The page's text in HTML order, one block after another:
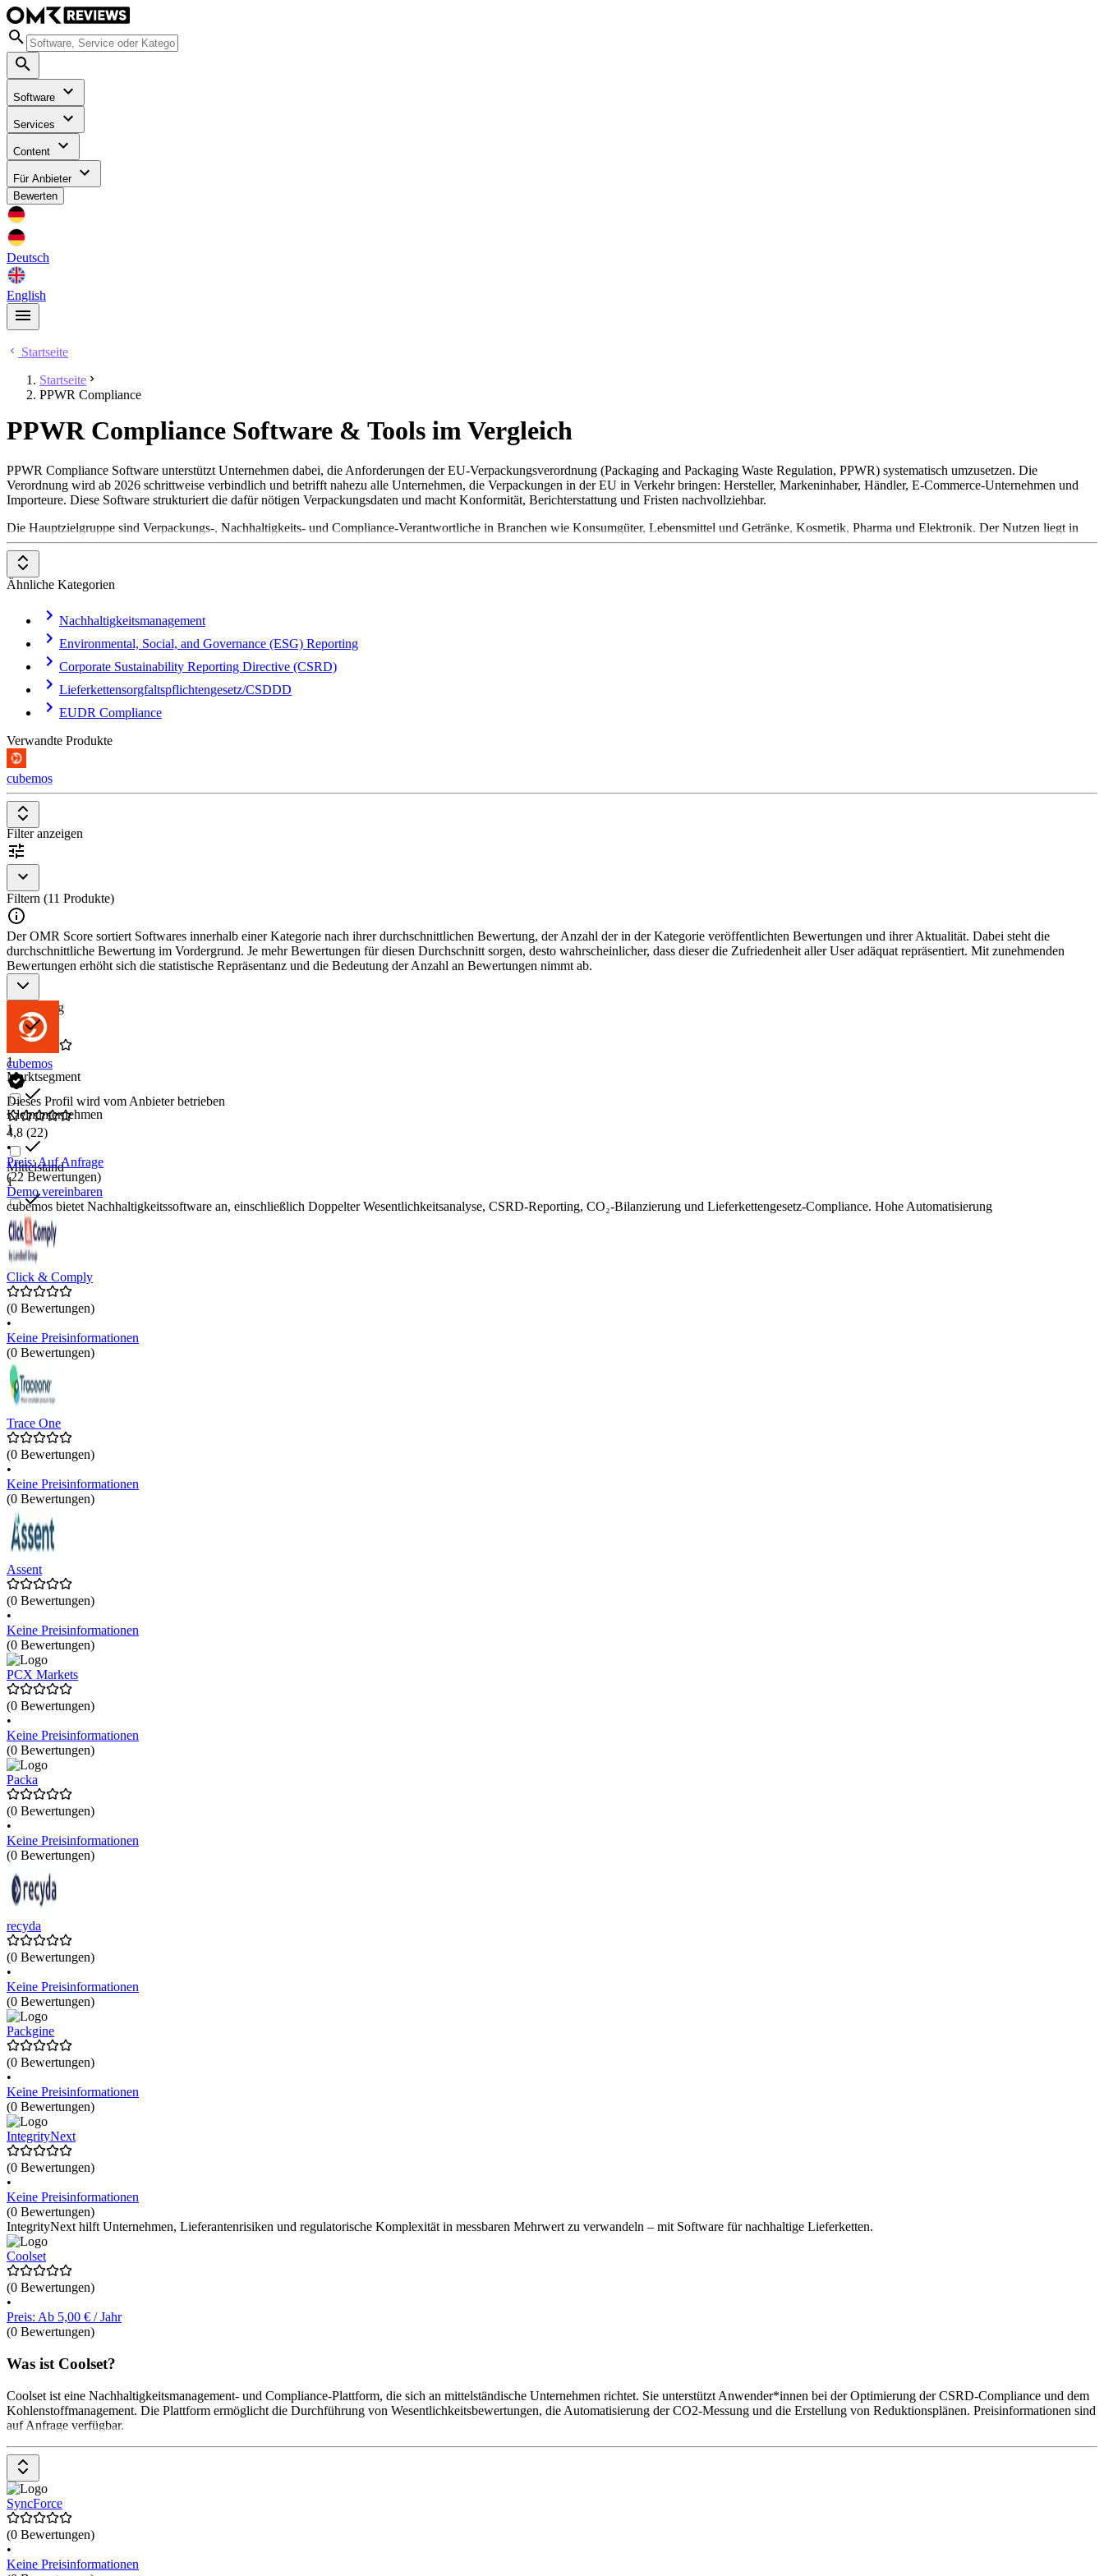
Software
Services
Content
Für Anbieter
Bewerten
Deutsch
English
Startseite
Startseite
PPWR Compliance
PPWR Compliance Software & Tools im Vergleich
PPWR Compliance Software unterstützt Unternehmen dabei, die Anforderungen der EU-Verpackungsverordnung (Packaging and Packaging Waste Regulation, PPWR) systematisch umzusetzen. Die
Verordnung wird ab 2026 schrittweise verbindlich und betrifft nahezu alle Unternehmen, die Verpackungen in der EU in Verkehr bringen: Hersteller, Markeninhaber, Händler, E-Commerce-Unternehmen und
Importeure. Diese Software strukturiert die dafür nötigen Verpackungsdaten und macht Konformität, Berichterstattung und Fristen nachvollziehbar.
Die Hauptzielgruppe sind Verpackungs-, Nachhaltigkeits- und Compliance-Verantwortliche in Branchen wie Konsumgüter, Lebensmittel und Getränke, Kosmetik, Pharma und Elektronik. Der Nutzen liegt in
der rechtssicheren Umsetzung der PPWR, weniger manuellem Aufwand bei der Datenerfassung und einer belastbaren Grundlage für Reporting und Nachweispflichten.
Um in der Kategorie PPWR Compliance aufgenommen zu werden, sollte eine Lösung folgende Features aufweisen:
Recyclingfähigkeits-Bewertung
EPR- und Lizenzierungs-Reporting
Regulatorisches Reporting und Konformität: PPWR-konforme Berichte, Konformitätsnachweise und Nachverfolgung regulatorischer Änderungen.
Lieferanten- und Datenanbindung
Ähnliche Kategorien
Nachhaltigkeitsmanagement
Environmental, Social, and Governance (ESG) Reporting
Corporate Sustainability Reporting Directive (CSRD)
Lieferkettensorgfaltspflichtengesetz/CSDDD
EUDR Compliance
Verwandte Produkte
cubemos
Filter anzeigen
Filtern (11 Produkte)
Der OMR Score sortiert Softwares innerhalb einer Kategorie nach ihrer durchschnittlichen Bewertung, der Anzahl der in der Kategorie veröffentlichten Bewertungen und ihrer Aktualität. Dabei steht die
durchschnittliche Bewertung im Vordergrund. Je mehr Bewertungen für diesen Durchschnitt sorgen, desto wahrscheinlicher, dass dieser die Zufriedenheit aller User adäquat repräsentiert. Mit zunehmenden
Bewertungen erhöht sich die statistische Repräsentanz und die Bedeutung der Anzahl an Bewertungen nimmt ab.
Bewertung
1
Marktsegment
Kleinunternehmen
1
Mittelstand
1
Enterprise
1
cubemos
Dieses Profil wird vom Anbieter betrieben
4,8 (22)
•
Preis: Auf Anfrage
(22 Bewertungen)
Demo vereinbaren
cubemos bietet Nachhaltigkeitssoftware an, einschließlich Doppelter Wesentlichkeitsanalyse, CSRD-Reporting, CO₂-Bilanzierung und Lieferkettengesetz-Compliance. Hohe Automatisierung
Click & Comply
(0 Bewertungen)
•
Keine Preisinformationen
(0 Bewertungen)
Trace One
(0 Bewertungen)
•
Keine Preisinformationen
(0 Bewertungen)
Assent
(0 Bewertungen)
•
Keine Preisinformationen
(0 Bewertungen)
PCX Markets
(0 Bewertungen)
•
Keine Preisinformationen
(0 Bewertungen)
Packa
(0 Bewertungen)
•
Keine Preisinformationen
(0 Bewertungen)
recyda
(0 Bewertungen)
•
Keine Preisinformationen
(0 Bewertungen)
Packgine
(0 Bewertungen)
•
Keine Preisinformationen
(0 Bewertungen)
IntegrityNext
(0 Bewertungen)
•
Keine Preisinformationen
(0 Bewertungen)
IntegrityNext hilft Unternehmen, Lieferantenrisiken und regulatorische Komplexität in messbaren Mehrwert zu verwandeln – mit Software für nachhaltige Lieferketten.
Coolset
(0 Bewertungen)
•
Preis: Ab 5,00 € / Jahr
(0 Bewertungen)
Was ist Coolset?
Coolset ist eine Nachhaltigkeitsmanagement- und Compliance-Plattform, die sich an mittelständische Unternehmen richtet. Sie unterstützt Anwender*innen bei der Optimierung der CSRD-Compliance und dem
Kohlenstoffmanagement. Die Plattform ermöglicht die Durchführung von Wesentlichkeitsbewertungen, die Automatisierung der CO2-Messung und die Erstellung von Reduktionsplänen. Preisinformationen sind
auf Anfrage verfügbar.
SyncForce
(0 Bewertungen)
•
Keine Preisinformationen